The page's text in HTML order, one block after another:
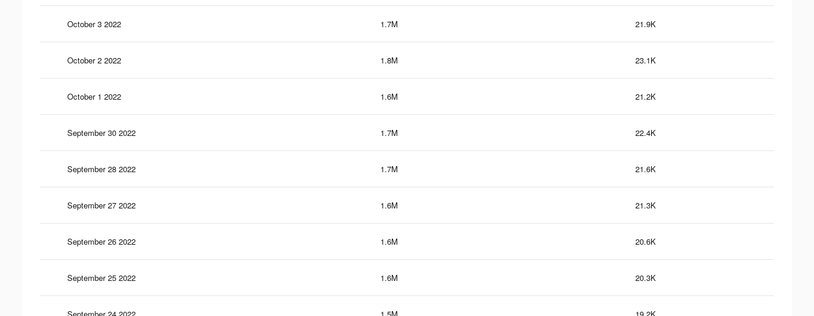
October 3 2022 1.7M 21.9K
October 2 2022 1.8M 23.1K
October 1 2022 1.6M 21.2K
September 30 2022 1.7M 22.4K
September 28 2022 1.7M 21.6K
September 27 2022 1.6M 21.3K
September 26 2022 1.6M 20.6K
September 25 2022 1.6M 20.3K